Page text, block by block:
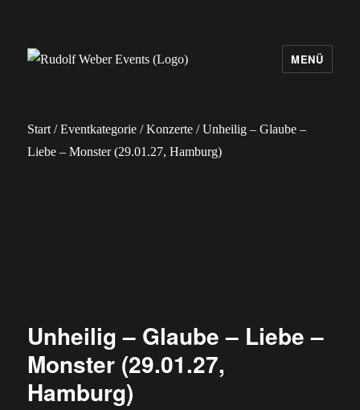
MENÜ
Start /Eventkategorie /Konzerte / Unheilig – Glaube –
Liebe – Monster (29.01.27, Hamburg)
Unheilig – Glaube – Liebe –
Monster (29.01.27,
Hamburg)